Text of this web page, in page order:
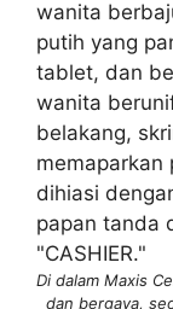
Di dalam Maxis
dan bergaya,